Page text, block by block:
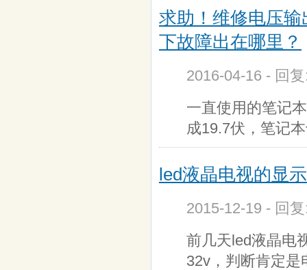
求助！维修电压
下故障出在哪里？
2016-04-16 - 回
一直使用的笔记
成19.7伏，笔记
led液晶电视的显
2015-12-19 - 回
前几天led液晶电
32v，判断肯定